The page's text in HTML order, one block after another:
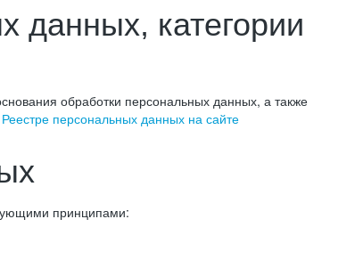
данных, категории
обработки персональных данных, а также
Реестре персональных данных на сайте
принципами: